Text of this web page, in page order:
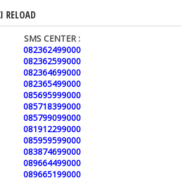
RELOAD
SMS CENTER :
082362499000
082362599000
082364699000
082365499000
085695999000
085718399000
085799099000
081912299000
085959599000
083874699000
089664499000
089665199000